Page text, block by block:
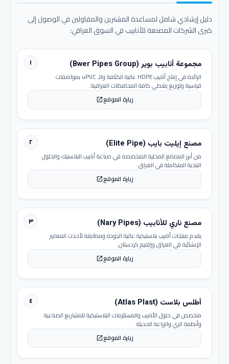
دليل إرشادي شامل لمساعدة المشترين والمقاولين في الوصول إلى
كبرى الشركات المصنعة للأنابيب في السوق العراقي:
١ مجموعة أنابيب بوير (Bwer Pipes Group)
الرائدة في إنتاج أنابيب HDPE عالية الكثافة والـ uPVC بمواصفات
قياسية وتوزيع يغطي كافة المحافظات العراقية.
زيارة الموقعopen_in_new
٢ مصنع إيليت بايب (Elite Pipe)
من أبرز المصانع المحلية المتخصصة في صناعة أنابيب البلاستيك والحلول
البلدية المتكاملة في العراق.
زيارة الموقعopen_in_new
٣ مصنع ناري للأنابيب (Nary Pipes)
يقدم منتجات أنابيب بلاستيكية عالية الجودة ومطابقة لأحدث المعايير
الإنشائية في العراق وإقليم كردستان.
زيارة الموقعopen_in_new
٤ أطلس بلاست (Atlas Plast)
متخصص في حلول الأنابيب والمستلزمات البلاستيكية للمشاريع الصناعية
وأنظمة الري والزراعة الحديثة.
زيارة الموقعopen_in_new